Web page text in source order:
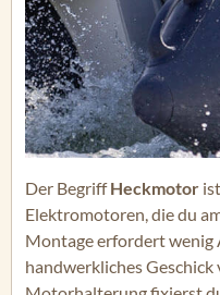
Der BegriffHeckmotor
Elektromotoren, die du
Montage erfordert wenig
handwerkliches Geschick